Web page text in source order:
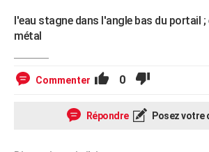
l'eau stagne dans l'angle bas du portail ;
métal
Commenter 0
Répondre Posez votre